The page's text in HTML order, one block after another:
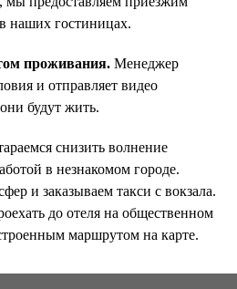
наших гостиницах.
проживания. Менеджер
и отправляет видео
будут жить.
снизить волнение
в незнакомом городе.
и заказываем такси с вокзала.
до отеля на общественном
маршрутом на карте.